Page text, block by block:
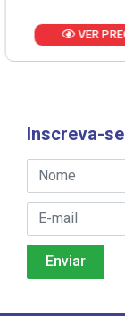
VER
Inscreva-